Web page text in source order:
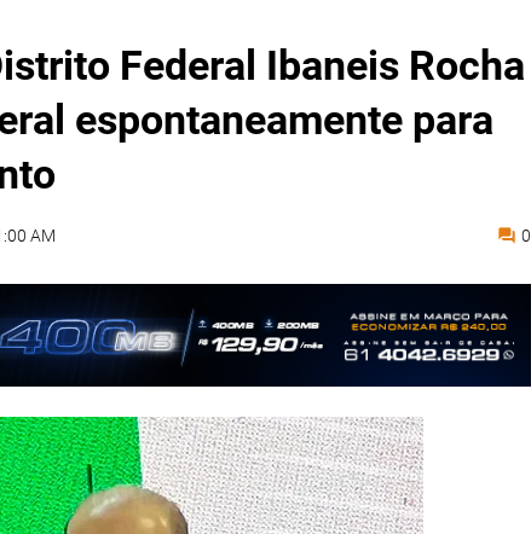
Federal Ibaneis Rocha
espontaneamente para
AM 0